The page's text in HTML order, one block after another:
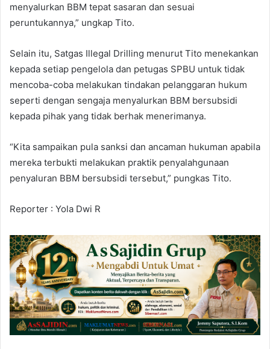
menyalurkan BBM tepat sasaran dan sesuai
peruntukannya,” ungkap Tito.
Selain itu, Satgas Illegal Drilling menurut Tito menekankan
kepada setiap pengelola dan petugas SPBU untuk tidak
mencoba-coba melakukan tindakan pelanggaran hukum
seperti dengan sengaja menyalurkan BBM bersubsidi
kepada pihak yang tidak berhak menerimanya.
“Kita sampaikan pula sanksi dan ancaman hukuman apabila
mereka terbukti melakukan praktik penyalahgunaan
penyaluran BBM bersubsidi tersebut,” pungkas Tito.
Reporter : Yola Dwi R